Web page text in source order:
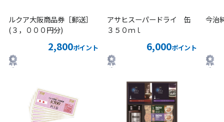
ルクア大阪商品券［郵送］
(３，０００円分)
2,800ポイント
アサヒスーパードライ 缶
３５０ｍｌ
6,000ポイント
今治